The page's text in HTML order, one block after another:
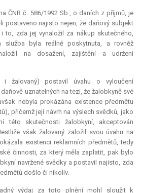
ČNR č. 586/1992 Sb., o daních z příjmů, je
postaveno najisto nejen, že daňový subjekt
to, zda jej vynaložil za nákup skutečného,
služba byla reálně poskytnuta, a rovněž
na dosažení, zajištění a udržení
i žalovaný) postavil úvahu o vyloučení
uznatelných na tezi, že žalobkyně své
nebyla prokázána existence předmětu
přičemž její návrh na výslech svědků, jako
této skutečnosti žalobkyní, akceptován
však žalovaný založil svou úvahu na
existenci reklamních předmětů, tedy
činnosti, za který měla zaplatit, pak bylo
navržené svědky a postavil najisto, zda
došlo či nikoliv.
výdaj za toto plnění mohl sloužit k